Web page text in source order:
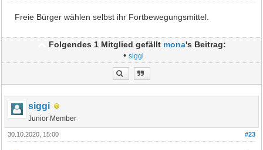
Freie Bürger wählen selbst ihr Fortbewegungsmittel.
Folgendes 1 Mitglied gefällt mona's Beitrag:
•siggi
siggi
Junior Member
#23
30.10.2020, 15:00